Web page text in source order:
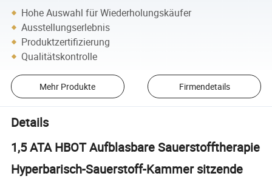
Hohe Auswahl für Wiederholungskäufer
Ausstellungserlebnis
Produktzertifizierung
Qualitätskontrolle
Mehr Produkte Firmendetails
Details
1,5 ATA HBOT Aufblasbare Sauerstofftherapie
Hyperbarisch-Sauerstoff-Kammer sitzende